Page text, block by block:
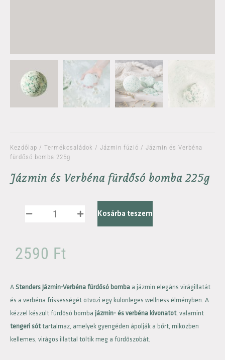
Kezdőlap / Termékcsaládok / Jázmin fúzió / Jázmin és Verbéna
fürdősó bomba 225g
Jázmin és Verbéna fürdősó bomba 225g
Kosárba teszem
2590 Ft
AStenders Jázmin-Verbéna fürdősó bomba a jázmin elegáns virágillatát
és a verbéna frissességét ötvözi egy különleges wellness élményben. A
kézzel készült fürdősó bomba jázmin- és verbéna kivonatot, valamint
tengeri sóttartalmaz, amelyek gyengéden ápolják a bőrt, miközben
kellemes, virágos illattal töltik meg a fürdőszobát.